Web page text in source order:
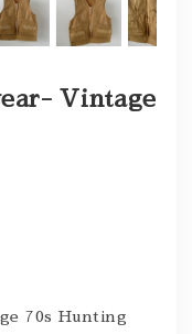
Vintage
70s Hunting